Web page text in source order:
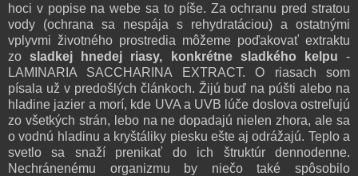
hoci v popise na webe sa to píše. Za ochranu pred stratou
vody (ochrana sa nespája s rehydratáciou) a ostatnými
vplyvmi životného prostredia môžeme poďakovať extraktu
zosladkej hnedej riasy, konkrétne sladkého kelpu -
LAMINARIA SACCHARINA EXTRACT. O riasach som
písala už v predošlých článkoch. Žijú buď na púšti alebo na
hladine jazier a morí, kde UVA a UVB lúče doslova ostreľujú
zo všetkých strán, lebo na ne dopadajú nielen zhora, ale sa
o vodnú hladinu a kryštáliky piesku ešte aj odrážajú. Teplo a
svetlo sa snaží prenikať do ich štruktúr dennodenne.
Nechránenému organizmu by niečo také spôsobilo